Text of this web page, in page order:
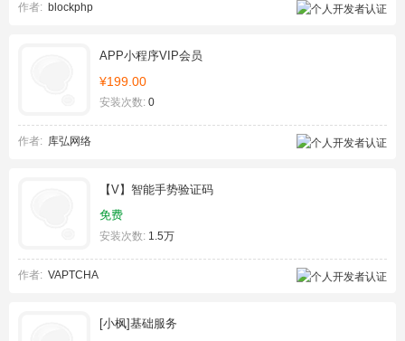
作者: blockphp
APP小程序VIP会员
¥199.00
安装次数: 0
作者: 库弘网络
【V】智能手势验证码
免费
安装次数: 1.5万
作者: VAPTCHA
[小枫]基础服务